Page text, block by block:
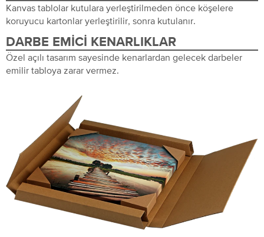
Kanvas tablolar kutulara yerleştirilmeden önce köşelere
koruyucu kartonlar yerleştirilir, sonra kutulanır.
DARBE EMICI KENARLIKLAR
Özel açılı tasarım sayesinde kenarlardan gelecek darbeler
emilir tabloya zarar vermez.